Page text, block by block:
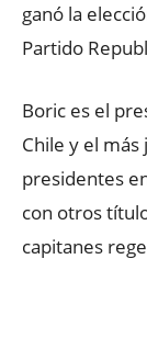
ganó la
Partido
Boric es el
Chile y el
presidentes
con otros
capitanes